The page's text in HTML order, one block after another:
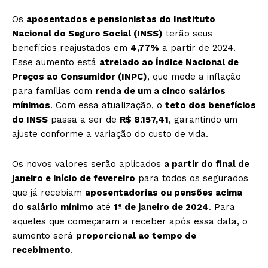
Os aposentados e pensionistas do Instituto
Nacional do Seguro Social (INSS) terão seus
benefícios reajustados em 4,77% a partir de 2024.
Esse aumento está atrelado ao Índice Nacional de
Preços ao Consumidor (INPC), que mede a inflação
para famílias com renda de um a cinco salários
mínimos. Com essa atualização, o teto dos benefícios
do INSS passa a ser de R$ 8.157,41, garantindo um
ajuste conforme a variação do custo de vida.
Os novos valores serão aplicados a partir do final de
janeiro e início de fevereiro para todos os segurados
que já recebiam aposentadorias ou pensões acima
do salário mínimo até 1º de janeiro de 2024. Para
aqueles que começaram a receber após essa data, o
aumento será proporcional ao tempo de
recebimento.